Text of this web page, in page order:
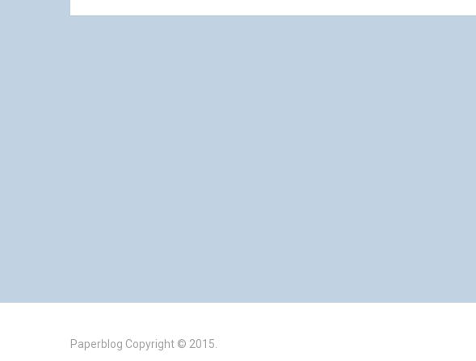
Paperblog Copyright © 2015.